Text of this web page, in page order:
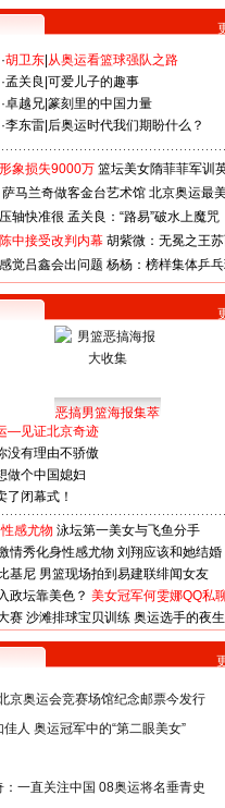
·胡卫东 从奥运看篮球强队之路
·孟关良 可爱儿子的趣事
·卓越兄 篆刻里的中国力量
·李东雷 后奥运时代我们期盼什么？
象损失9000万 篮坛美女隋菲菲军训
马兰奇做客金台艺术馆 北京奥运最
轴快准很 孟关良：“路易”破水上魔咒
中接受改判内幕 胡紫微：无冕之王
觉吕鑫会出问题 杨杨：榜样集体乒
恶搞男篮海报集萃
—见证北京奇迹
没有理由不骄傲
做个中国媳妇
了闭幕式！
感尤物 泳坛第一美女与飞鱼分手
情秀化身性感尤物 刘翔应该和她结婚
基尼 男篮现场拍到易建联绯闻女友
政坛靠美色？ 美女冠军何雯娜QQ私
赛 沙滩排球宝贝训练 奥运选手的夜
京奥运会竞赛场馆纪念邮票今发行
人 奥运冠军中的“第二眼美女”
一直关注中国 08奥运将名垂青史